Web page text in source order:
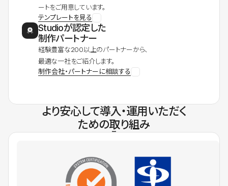
ートをご用意しています。
テンプレートを見る
Studioが認定した
制作パートナー
経験豊富な200以上のパートナーから、
最適な一社をご紹介します。
制作会社・パートナーに相談する
より安心して導入・運用いただく
ための取り組み